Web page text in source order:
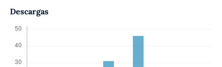
Descargas